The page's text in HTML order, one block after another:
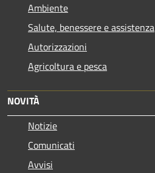
Ambiente
Salute, benessere e assistenza
Autorizzazioni
Agricoltura e pesca
NOVITÀ
Notizie
Comunicati
Avvisi